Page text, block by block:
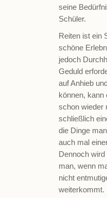
seine
Schüler.
Reiten ist ein
schöne
jedoch
Geduld
auf Anhieb
können, kann
schon wieder
schließlich
die Dinge
auch mal
Dennoch
man, wenn
nicht
weiterkommt.